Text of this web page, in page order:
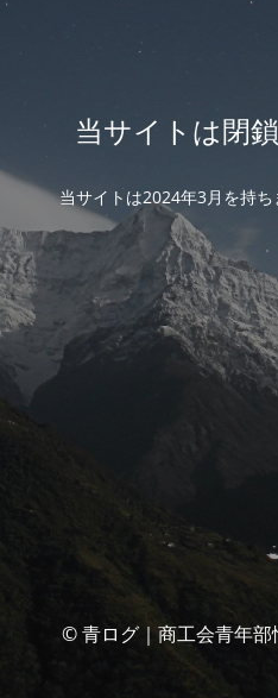
当サイトは閉
当サイトは2024年3月を持ち
© 青ログ｜商工会青年